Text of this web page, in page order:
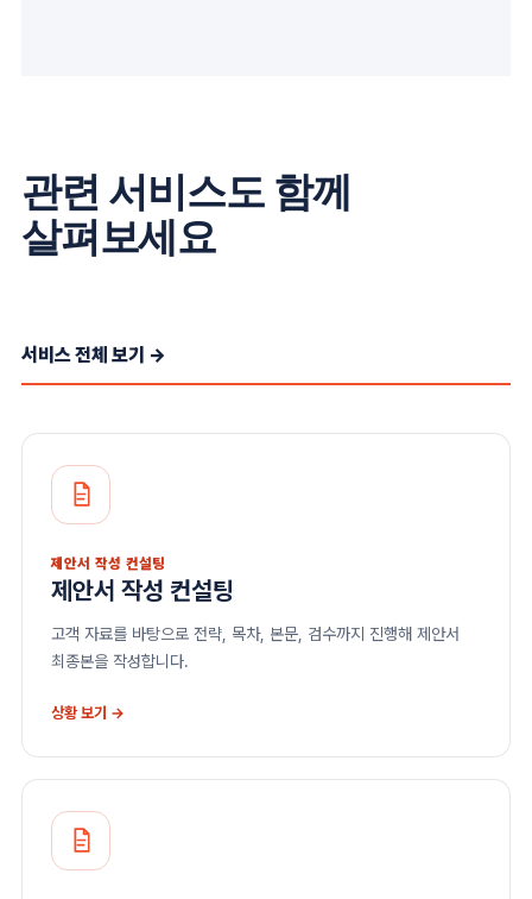
관련 서비스도 함께
살펴보세요
서비스 전체 보기 →
제안서 작성 컨설팅
제안서 작성 컨설팅
고객 자료를 바탕으로 전략, 목차, 본문, 검수까지 진행해 제안서
최종본을 작성합니다.
상황 보기 →